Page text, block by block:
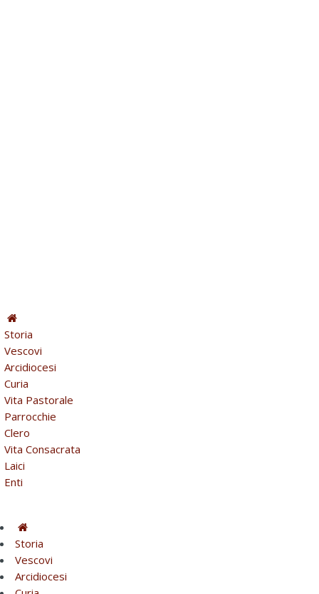
Storia
Vescovi
Arcidiocesi
Curia
Vita Pastorale
Parrocchie
Clero
Vita Consacrata
Laici
Enti
Storia
Vescovi
Arcidiocesi